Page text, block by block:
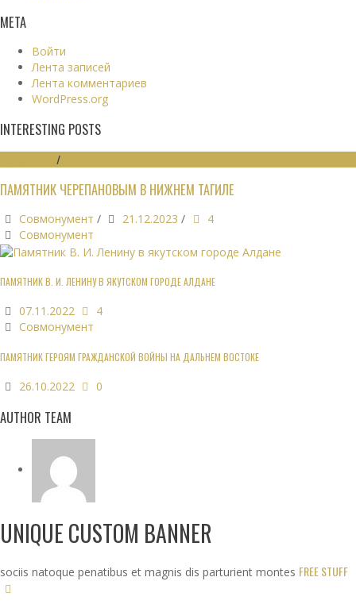
МЕТА
Войти
Лента записей
Лента комментариев
WordPress.org
INTERESTING POSTS
/
ПАМЯТНИК ЧЕРЕПАНОВЫМ В НИЖНЕМ ТАГИЛЕ
Совмонумент / 21.12.2023 /
4
Совмонумент
ПАМЯТНИК В. И. ЛЕНИНУ В ЯКУТСКОМ ГОРОДЕ АЛДАНЕ
07.11.2022
4
Совмонумент
ПАМЯТНИК ГЕРОЯМ ГРАЖДАНСКОЙ ВОЙНЫ НА ДАЛЬНЕМ ВОСТОКЕ
26.10.2022 0
AUTHOR TEAM
UNIQUE CUSTOM BANNER
sociis natoque penatibus et magnis dis parturient montes FREE STUFF